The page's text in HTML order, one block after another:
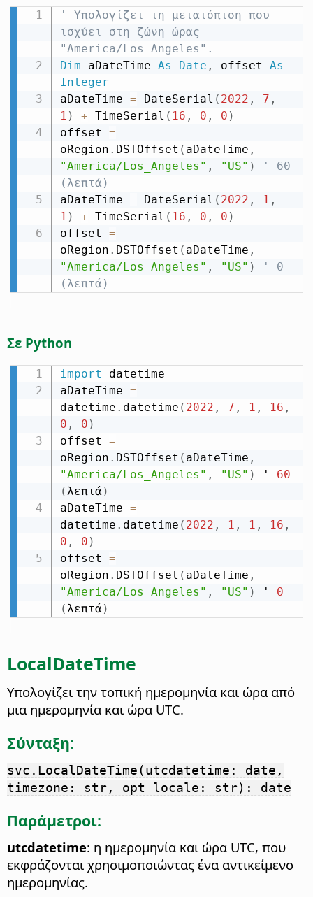
' Υπολογίζει τη μετατόπιση που
ισχύει στη ζώνη ώρας
"America/Los_Angeles".
Dim aDateTime As Date , offset As
Integer
aDateTime = DateSerial ( 2022 , 7 ,
1 ) + TimeSerial ( 16 , 0 , 0 )
offset =
oRegion . DSTOffset ( aDateTime ,
"America/Los_Angeles" , "US" )
' 60
(λεπτά)
aDateTime = DateSerial ( 2022 , 1 ,
1 ) + TimeSerial ( 16 , 0 , 0 )
offset =
oRegion . DSTOffset ( aDateTime ,
"America/Los_Angeles" , "US" )
' 0
(λεπτά)
Σε Python
import datetime
aDateTime =
datetime . datetime ( 2022 , 7 , 1 , 16 ,
0 , 0 )
offset =
oRegion . DSTOffset ( aDateTime ,
"America/Los_Angeles" , "US" ) ' 60
(λεπτά)
aDateTime =
datetime . datetime ( 2022 , 1 , 1 , 16 ,
0 , 0 )
offset =
oRegion . DSTOffset ( aDateTime ,
"America/Los_Angeles" , "US" ) ' 0
(λεπτά)
LocalDateTime
Υπολογίζει την τοπική ημερομηνία και ώρα από
μια ημερομηνία και ώρα UTC.
Σύνταξη:
svc.LocalDateTime(utcdatetime: date,
timezone: str, opt locale: str): date
Παράμετροι:
utcdatetime: η ημερομηνία και ώρα UTC, που
εκφράζονται χρησιμοποιώντας ένα αντικείμενο
ημερομηνίας.